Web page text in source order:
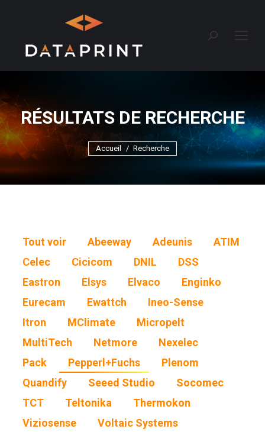
Recherche
RÉSULTATS DE RECHERCHE
Vous êtes ici :
Accueil Recherche
Tout voir Abeeway Adeunis
ATIM
Celec
Cicicom DNIL
DSS
Eastron
Elsys Elvaco
Enginko
Eurecam
Ewattch
Ineo-Sense
Itron
MClimate
Micropelt
MultiTech
Netmore
Nexelec
Pack
Pepperl+Fuchs
Plenom
Quandify
Seeed Studio
Socomec
TCT
Teltonika
Thermokon
Viziosense
Voltaic Systems